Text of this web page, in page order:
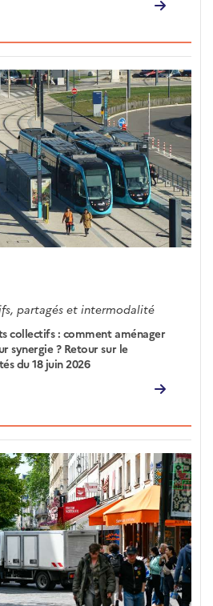
partagés et intermodalité
collectifs : comment aménager
synergie ? Retour sur le
du 18 juin 2026